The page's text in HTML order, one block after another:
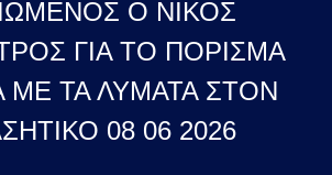
Ο ΝΙΚΟΣ
ΓΙΑ ΤΟ ΠΟΡΙΣΜΑ
ΜΕ ΤΑ ΛΥΜΑΤΑ ΣΤΟΝ
08 06 2026